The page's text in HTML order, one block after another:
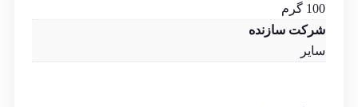
100 گرم
شرکت سازنده
سایر